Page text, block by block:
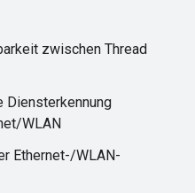
zwischen Thread
Diensterkennung
WLAN
Ethernet-/WLAN-